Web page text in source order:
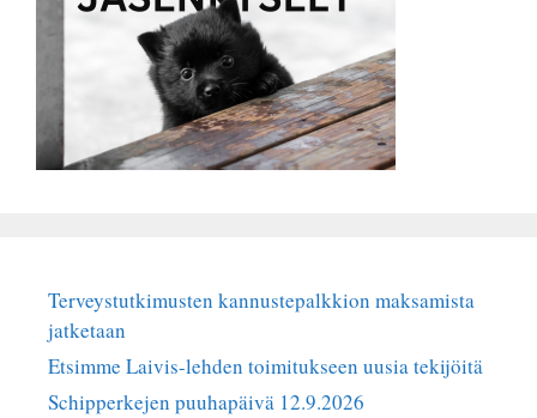
Terveystutkimusten kannustepalkkion maksamista
jatketaan
Etsimme Laivis-lehden toimitukseen uusia tekijöitä
Schipperkejen puuhapäivä 12.9.2026